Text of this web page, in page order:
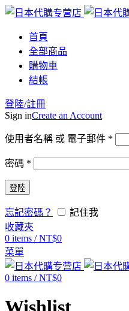
首頁
全部商品
購物車
結帳
登陸/註冊
Sign inCreate an Account
使用者名稱 或 電子郵件 *
密碼 *
登陸
忘記密碼？
記住我
收藏夾
0 items / NT$0
菜單
0 items / NT$0